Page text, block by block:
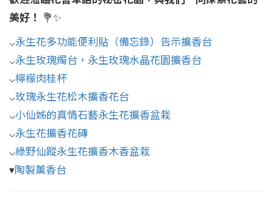
美好！ 💐✨
⌵永生花多功能便利貼（備忘錄）告示擴香台
⌵永生玫瑰燭台，永生玫瑰水晶花園擴香台
⌵檸檬肉桂杯
⌵玫瑰永生花松木擴香花台
⌵小仙姊的真情石藝永生花擴香盆栽
⌵永生花擴香花磚
⌵綠野仙蹤永生花擴香木香盆栽
▾陶製薰香台